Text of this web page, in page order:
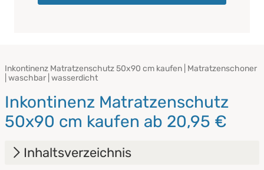
Inkontinenz Matratzenschutz 50x90 cm kaufen | Matratzenschoner
| waschbar | wasserdicht
Inkontinenz Matratzenschutz
50x90 cm kaufen ab 20,95 €
Inhaltsverzeichnis